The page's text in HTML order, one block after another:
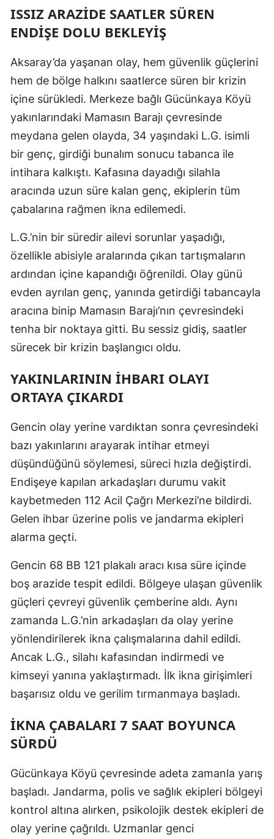
Diyarbakır
Elazığ
Erzincan
Erzurum
Eskişehir
Gaziantep
Hakkari
Hatay
Isparta
Mersin
İstanbul
Kars
Kayseri
Kırklareli
Kırşehir
Kocaeli
Kütahya
Malatya
Manisa
Kahramanmaraş
Mardin
Muğla
Nevşehir
Ordu
Rize
Sakarya
ISSIZ ARAZIDE SAATLER SÜREN
ENDIŞE DOLU BEKLEYIŞ
Aksaray’da yaşanan olay, hem güvenlik güçlerini
hem de bölge halkını saatlerce süren bir krizin
içine sürükledi. Merkeze bağlı Gücünkaya Köyü
yakınlarındaki Mamasın Barajı çevresinde
meydana gelen olayda, 34 yaşındaki L.G. isimli
bir genç, girdiği bunalım sonucu tabanca ile
intihara kalkıştı. Kafasına dayadığı silahla
aracında uzun süre kalan genç, ekiplerin tüm
çabalarına rağmen ikna edilemedi.
L.G.’nin bir süredir ailevi sorunlar yaşadığı,
özellikle abisiyle aralarında çıkan tartışmaların
ardından içine kapandığı öğrenildi. Olay günü
evden ayrılan genç, yanında getirdiği tabancayla
aracına binip Mamasın Barajı’nın çevresindeki
tenha bir noktaya gitti. Bu sessiz gidiş, saatler
sürecek bir krizin başlangıcı oldu.
YAKINLARININ İHBARI OLAYI
ORTAYA ÇIKARDI
Gencin olay yerine vardıktan sonra çevresindeki
bazı yakınlarını arayarak intihar etmeyi
düşündüğünü söylemesi, süreci hızla değiştirdi.
Endişeye kapılan arkadaşları durumu vakit
kaybetmeden 112 Acil Çağrı Merkezi’ne bildirdi.
Gelen ihbar üzerine polis ve jandarma ekipleri
alarma geçti.
Gencin 68 BB 121 plakalı aracı kısa süre içinde
boş arazide tespit edildi. Bölgeye ulaşan güvenlik
güçleri çevreyi güvenlik çemberine aldı. Aynı
zamanda L.G.’nin arkadaşları da olay yerine
yönlendirilerek ikna çalışmalarına dahil edildi.
Ancak L.G., silahı kafasından indirmedi ve
kimseyi yanına yaklaştırmadı. İlk ikna girişimleri
başarısız oldu ve gerilim tırmanmaya başladı.
İKNA ÇABALARI 7 SAAT BOYUNCA
SÜRDÜ
Gücünkaya Köyü çevresinde adeta zamanla yarış
başladı. Jandarma, polis ve sağlık ekipleri bölgeyi
kontrol altına alırken, psikolojik destek ekipleri de
olay yerine çağrıldı. Uzmanlar genci